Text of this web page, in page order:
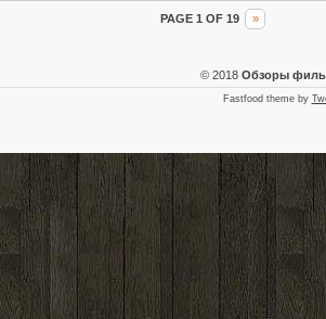
PAGE 1 OF 19 »
© 2018 Обзоры
Fastfood theme by